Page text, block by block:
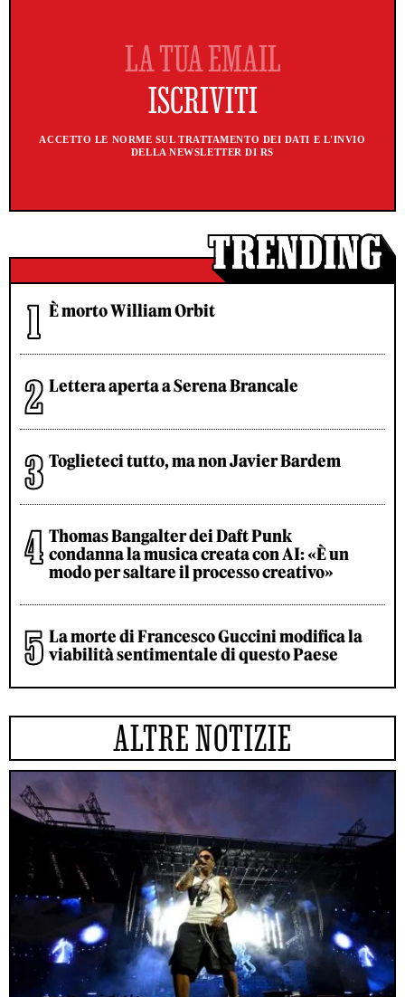
ACCETTO LE NORME SUL TRATTAMENTO DEI DATI E L'INVIO
DELLA NEWSLETTER DI RS
È morto William Orbit
Lettera aperta a Serena Brancale
Toglieteci tutto, ma non Javier Bardem
Thomas Bangalter dei Daft Punk
condanna la musica creata con AI: «È un
modo per saltare il processo creativo»
La morte di Francesco Guccini modifica la
viabilità sentimentale di questo Paese
ALTRE NOTIZIE